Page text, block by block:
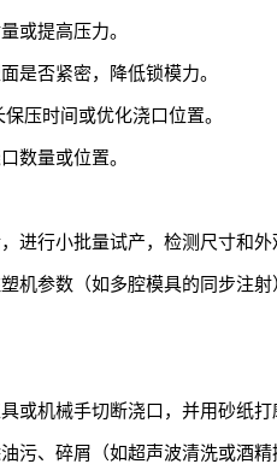
或提高压力。
是否紧密，降低锁模力。
压时间或优化浇口位置。
数量或位置。
进行小批量试产，检测尺寸和外
机参数（如多腔模具的同步注射
或机械手切断浇口，并用砂纸打
污、碎屑（如超声波清洗或酒精